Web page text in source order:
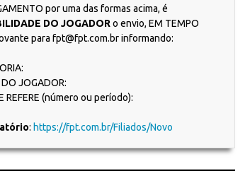
por uma das formas acima, é
DO JOGADOR o envio, EM TEMPO
para fpt@fpt.com.br informando:
JOGADOR:
REFERE (número ou período):
: https://fpt.com.br/Filiados/Novo